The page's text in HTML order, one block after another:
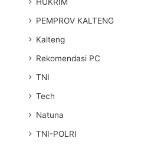
PEMPROV KALTENG
Kalteng
Rekomendasi PC
TNI
Tech
Natuna
TNI-POLRI